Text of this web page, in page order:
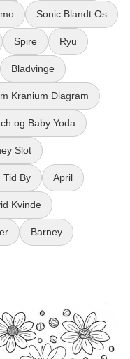
Sonic Blandt Os
Spire Ryu
Bladvinge
Kranium Diagram
og Baby Yoda
Slot
Tid By April
Kvinde
Barney